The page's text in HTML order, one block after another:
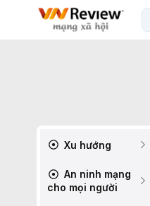
Xu hướng
An ninh mạng
cho mọi người